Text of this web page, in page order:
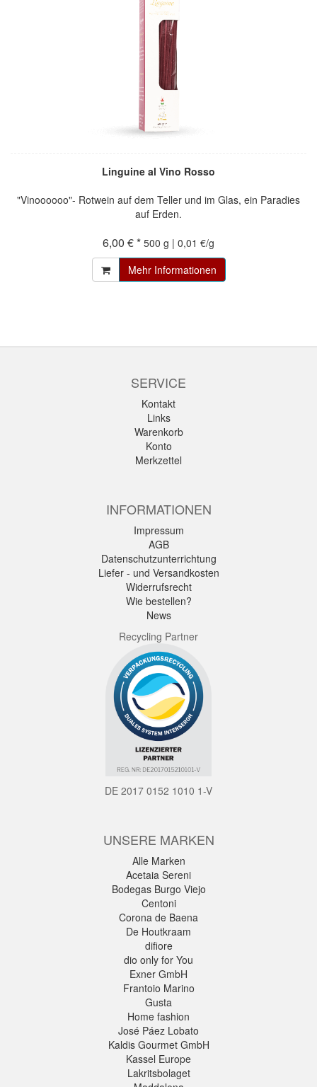
Linguine al Vino Rosso
"Vinoooooo"- Rotwein auf dem Teller und im Glas, ein Paradies
auf Erden.
6,00 € * 500 g | 0,01 €/g
Mehr Informationen
SERVICE
Kontakt
Links
Warenkorb
Konto
Merkzettel
INFORMATIONEN
Impressum
AGB
Datenschutzunterrichtung
Liefer - und Versandkosten
Widerrufsrecht
Wie bestellen?
News
Recycling Partner
DE 2017 0152 1010 1-V
UNSERE MARKEN
Alle Marken
Acetaia Sereni
Bodegas Burgo Viejo
Centoni
Corona de Baena
De Houtkraam
difiore
dio only for You
Exner GmbH
Frantoio Marino
Gusta
Home fashion
José Páez Lobato
Kaldis Gourmet GmbH
Kassel Europe
Lakritsbolaget